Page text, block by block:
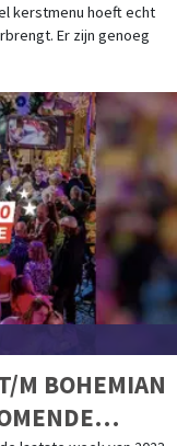
kerstmenu hoeft echt
Er zijn genoeg
M BOHEMIAN